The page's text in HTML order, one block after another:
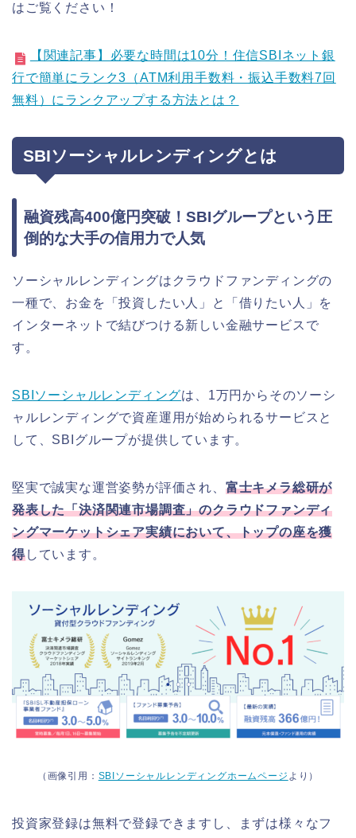
はご覧ください！
【関連記事】必要な時間は10分！住信SBIネット銀
行で簡単にランク3（ATM利用手数料・振込手数料7回
無料）にランクアップする方法とは？
SBIソーシャルレンディングとは
融資残高400億円突破！SBIグループという圧
倒的な大手の信用力で人気
ソーシャルレンディングはクラウドファンディングの
一種で、お金を「投資したい人」と「借りたい人」を
インターネットで結びつける新しい金融サービスで
す。
SBIソーシャルレンディングは、1万円からそのソーシ
ャルレンディングで資産運用が始められるサービスと
して、SBIグループが提供しています。
堅実で誠実な運営姿勢が評価され、 富士キメラ総研が
発表した「決済関連市場調査」のクラウドファンディ
ングマーケットシェア実績において、トップの座を獲
得しています。
（画像引用： SBIソーシャルレンディングホームページ より）
投資家登録は無料で登録できますし、まずは様々なフ